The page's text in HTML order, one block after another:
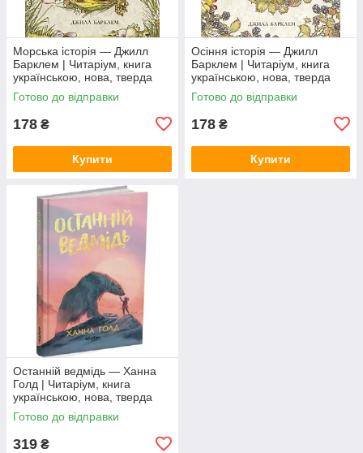
Морська історія — Джилл
Барклем | Читаріум, книга
українською, нова, тверда
Готово до відправки
178 ₴
Купити
Осіння історія — Джилл
Барклем | Читаріум, книга
українською, нова, тверда
Готово до відправки
178 ₴
Купити
Останній ведмідь — Ханна
Голд | Читаріум, книга
українською, нова, тверда
Готово до відправки
319 ₴